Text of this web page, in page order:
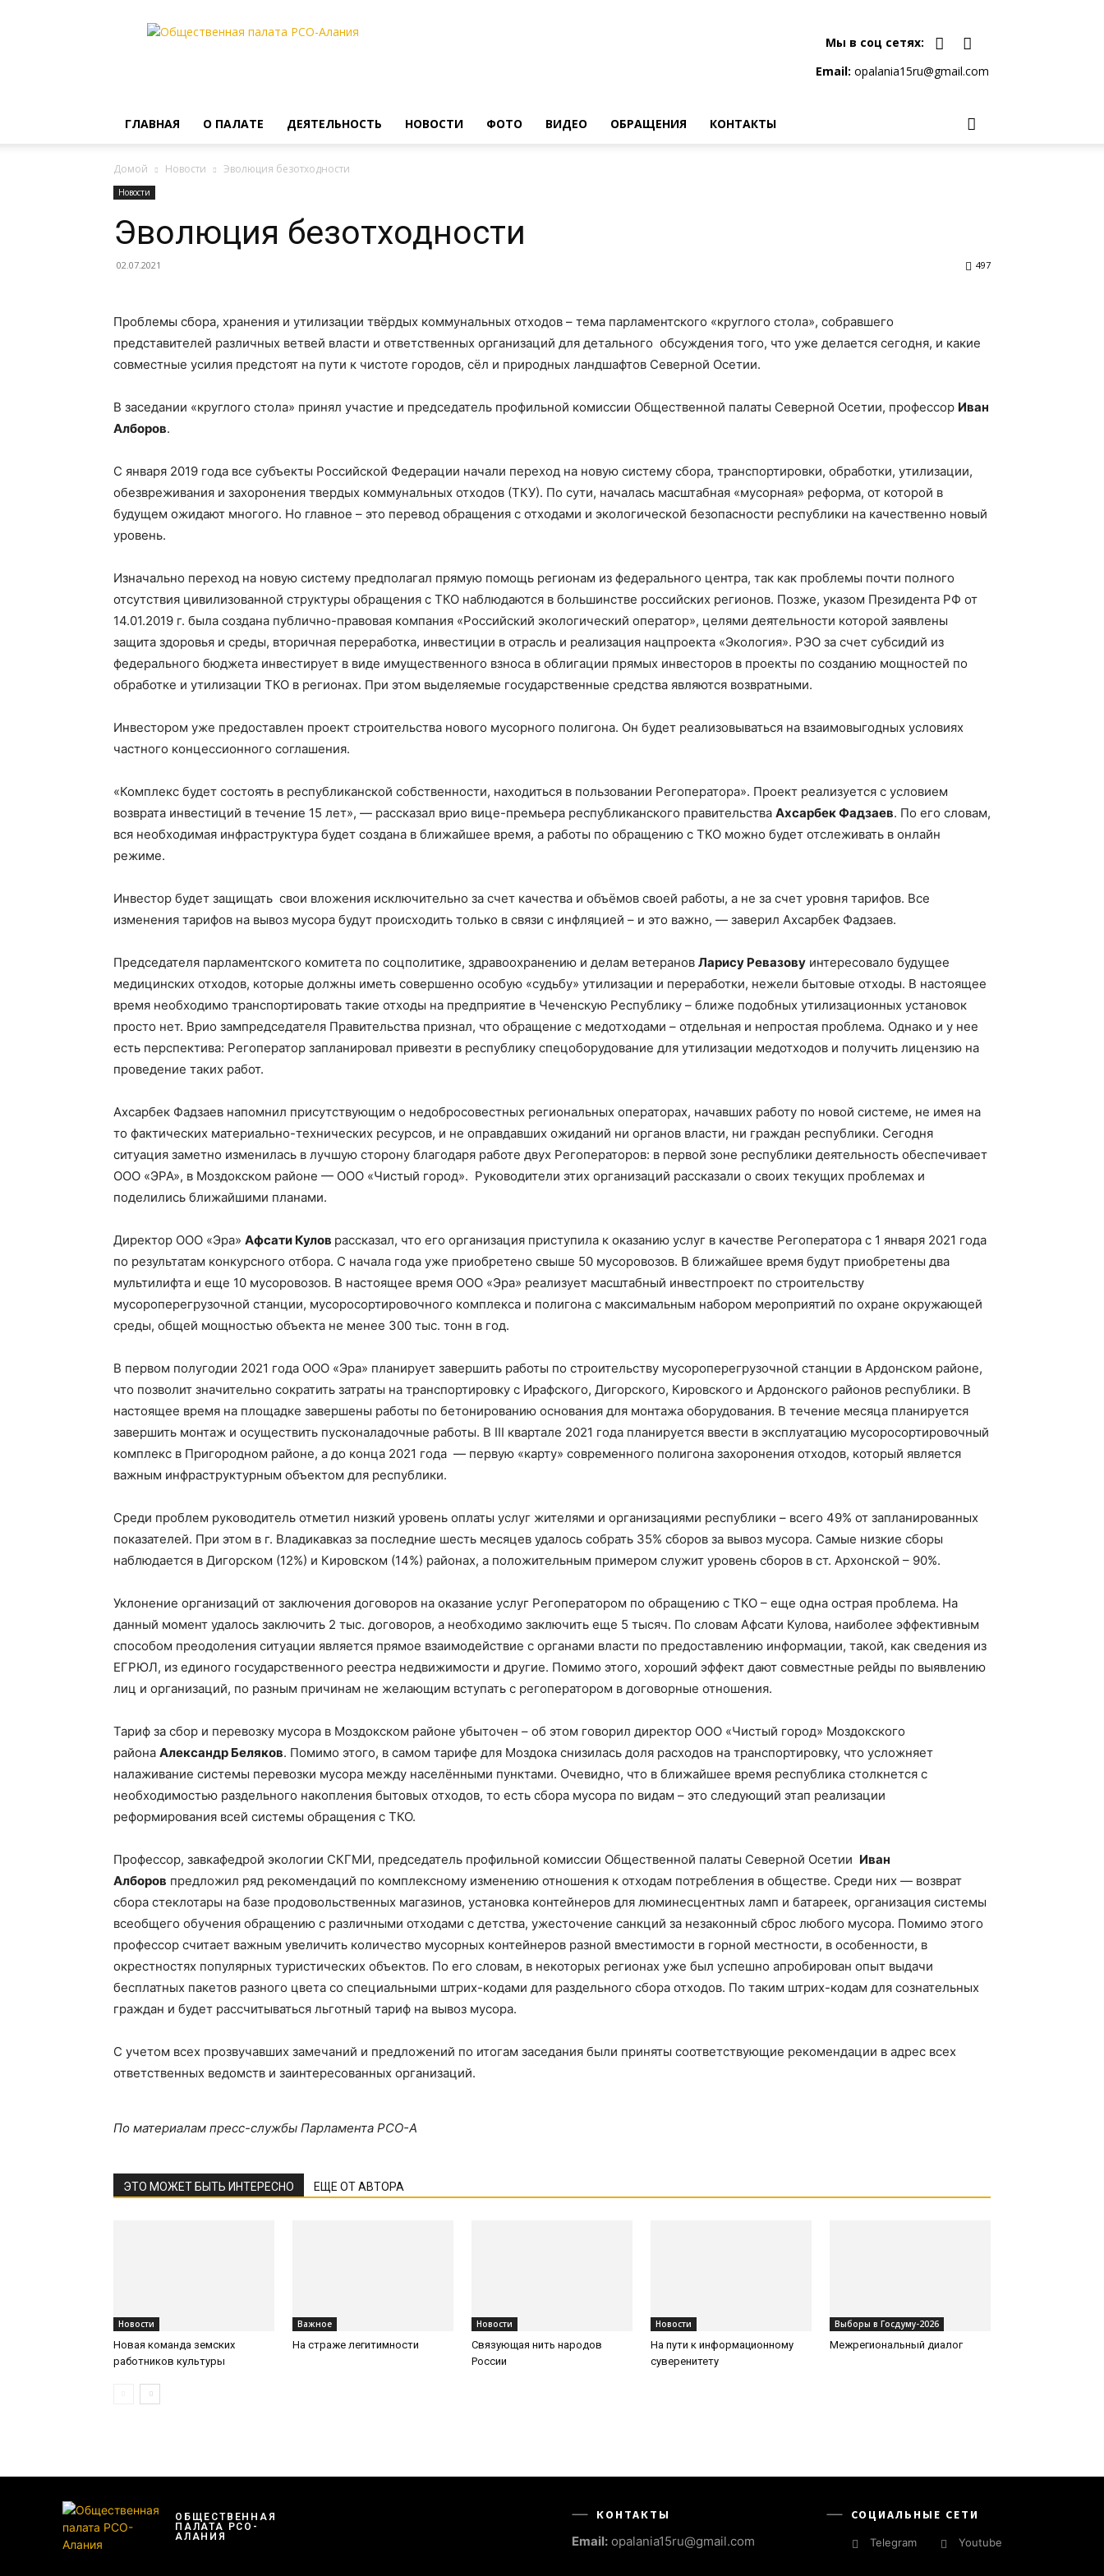
Общественная
Мы в соц сетях:
Email: opalania15ru@gmail.com
ГЛАВНАЯ О ПАЛАТЕ ДЕЯТЕЛЬНОСТЬ НОВОСТИ ФОТО ВИДЕО ОБРАЩЕНИЯ КОНТАКТЫ
Домой Новости Эволюция безотходности
Новости
Эволюция безотходности
02.07.2021 497
Проблемы сбора, хранения и утилизации твёрдых коммунальных отходов – тема парламентского «круглого стола», собравшего
представителей различных ветвей власти и ответственных организаций для детального обсуждения того, что уже делается сегодня, и какие
совместные усилия предстоят на пути к чистоте городов, сёл и природных ландшафтов Северной Осетии.
В заседании «круглого стола» принял участие и председатель профильной комиссии Общественной палаты Северной Осетии, профессор Иван
Алборов.
С января 2019 года все субъекты Российской Федерации начали переход на новую систему сбора, транспортировки, обработки, утилизации,
обезвреживания и захоронения твердых коммунальных отходов (ТКУ). По сути, началась масштабная «мусорная» реформа, от которой в
будущем ожидают многого. Но главное – это перевод обращения с отходами и экологической безопасности республики на качественно новый
уровень.
Изначально переход на новую систему предполагал прямую помощь регионам из федерального центра, так как проблемы почти полного
отсутствия цивилизованной структуры обращения с ТКО наблюдаются в большинстве российских регионов. Позже, указом Президента РФ от
14.01.2019 г. была создана публично-правовая компания «Российский экологический оператор», целями деятельности которой заявлены
защита здоровья и среды, вторичная переработка, инвестиции в отрасль и реализация нацпроекта «Экология». РЭО за счет субсидий из
федерального бюджета инвестирует в виде имущественного взноса в облигации прямых инвесторов в проекты по созданию мощностей по
обработке и утилизации ТКО в регионах. При этом выделяемые государственные средства являются возвратными.
Инвестором уже предоставлен проект строительства нового мусорного полигона. Он будет реализовываться на взаимовыгодных условиях
частного концессионного соглашения.
«Комплекс будет состоять в республиканской собственности, находиться в пользовании Регоператора». Проект реализуется с условием
возврата инвестиций в течение 15 лет», — рассказал врио вице-премьера республиканского правительства Ахсарбек Фадзаев. По его словам,
вся необходимая инфраструктура будет создана в ближайшее время, а работы по обращению с ТКО можно будет отслеживать в онлайн
режиме.
Инвестор будет защищать свои вложения исключительно за счет качества и объёмов своей работы, а не за счет уровня тарифов. Все
изменения тарифов на вывоз мусора будут происходить только в связи с инфляцией – и это важно, — заверил Ахсарбек Фадзаев.
Председателя парламентского комитета по соцполитике, здравоохранению и делам ветеранов Ларису Ревазову интересовало будущее
медицинских отходов, которые должны иметь совершенно особую «судьбу» утилизации и переработки, нежели бытовые отходы. В настоящее
время необходимо транспортировать такие отходы на предприятие в Чеченскую Республику – ближе подобных утилизационных установок
просто нет. Врио зампредседателя Правительства признал, что обращение с медотходами – отдельная и непростая проблема. Однако и у нее
есть перспектива: Регоператор запланировал привезти в республику спецоборудование для утилизации медотходов и получить лицензию на
проведение таких работ.
Ахсарбек Фадзаев напомнил присутствующим о недобросовестных региональных операторах, начавших работу по новой системе, не имея на
то фактических материально-технических ресурсов, и не оправдавших ожиданий ни органов власти, ни граждан республики. Сегодня
ситуация заметно изменилась в лучшую сторону благодаря работе двух Регоператоров: в первой зоне республики деятельность обеспечивает
ООО «ЭРА», в Моздокском районе — ООО «Чистый город». Руководители этих организаций рассказали о своих текущих проблемах и
поделились ближайшими планами.
Директор ООО «Эра» Афсати Кулов рассказал, что его организация приступила к оказанию услуг в качестве Регоператора с 1 января 2021 года
по результатам конкурсного отбора. С начала года уже приобретено свыше 50 мусоровозов. В ближайшее время будут приобретены два
мультилифта и еще 10 мусоровозов. В настоящее время ООО «Эра» реализует масштабный инвестпроект по строительству
мусороперегрузочной станции, мусоросортировочного комплекса и полигона с максимальным набором мероприятий по охране окружающей
среды, общей мощностью объекта не менее 300 тыс. тонн в год.
В первом полугодии 2021 года ООО «Эра» планирует завершить работы по строительству мусороперегрузочной станции в Ардонском районе,
что позволит значительно сократить затраты на транспортировку с Ирафского, Дигорского, Кировского и Ардонского районов республики. В
настоящее время на площадке завершены работы по бетонированию основания для монтажа оборудования. В течение месяца планируется
завершить монтаж и осуществить пусконаладочные работы. В III квартале 2021 года планируется ввести в эксплуатацию мусоросортировочный
комплекс в Пригородном районе, а до конца 2021 года — первую «карту» современного полигона захоронения отходов, который является
важным инфраструктурным объектом для республики.
Среди проблем руководитель отметил низкий уровень оплаты услуг жителями и организациями республики – всего 49% от запланированных
показателей. При этом в г. Владикавказ за последние шесть месяцев удалось собрать 35% сборов за вывоз мусора. Самые низкие сборы
наблюдается в Дигорском (12%) и Кировском (14%) районах, а положительным примером служит уровень сборов в ст. Архонской – 90%.
Уклонение организаций от заключения договоров на оказание услуг Регоператором по обращению с ТКО – еще одна острая проблема. На
данный момент удалось заключить 2 тыс. договоров, а необходимо заключить еще 5 тысяч. По словам Афсати Кулова, наиболее эффективным
способом преодоления ситуации является прямое взаимодействие с органами власти по предоставлению информации, такой, как сведения из
ЕГРЮЛ, из единого государственного реестра недвижимости и другие. Помимо этого, хороший эффект дают совместные рейды по выявлению
лиц и организаций, по разным причинам не желающим вступать с регоператором в договорные отношения.
Тариф за сбор и перевозку мусора в Моздокском районе убыточен – об этом говорил директор ООО «Чистый город» Моздокского
района Александр Беляков. Помимо этого, в самом тарифе для Моздока снизилась доля расходов на транспортировку, что усложняет
налаживание системы перевозки мусора между населёнными пунктами. Очевидно, что в ближайшее время республика столкнется с
необходимостью раздельного накопления бытовых отходов, то есть сбора мусора по видам – это следующий этап реализации
реформирования всей системы обращения с ТКО.
Профессор, завкафедрой экологии СКГМИ, председатель профильной комиссии Общественной палаты Северной Осетии Иван
Алборов предложил ряд рекомендаций по комплексному изменению отношения к отходам потребления в обществе. Среди них — возврат
сбора стеклотары на базе продовольственных магазинов, установка контейнеров для люминесцентных ламп и батареек, организация системы
всеобщего обучения обращению с различными отходами с детства, ужесточение санкций за незаконный сброс любого мусора. Помимо этого
профессор считает важным увеличить количество мусорных контейнеров разной вместимости в горной местности, в особенности, в
окрестностях популярных туристических объектов. По его словам, в некоторых регионах уже был успешно апробирован опыт выдачи
бесплатных пакетов разного цвета со специальными штрих-кодами для раздельного сбора отходов. По таким штрих-кодам для сознательных
граждан и будет рассчитываться льготный тариф на вывоз мусора.
С учетом всех прозвучавших замечаний и предложений по итогам заседания были приняты соответствующие рекомендации в адрес всех
ответственных ведомств и заинтересованных организаций.
По материалам пресс-службы Парламента РСО-А
ЭТО МОЖЕТ БЫТЬ ИНТЕРЕСНО ЕЩЕ ОТ АВТОРА
Новости
Новая команда земских
работников культуры
Важное
На страже легитимности
Новости
Связующая нить народов
России
Новости
На пути к информационному
суверенитету
Выборы в Госдуму-2026
Межрегиональный диалог
ОБЩЕСТВЕННАЯ
ПАЛАТА РСО-
АЛАНИЯ
КОНТАКТЫ
Email: opalania15ru@gmail.com
СОЦИАЛЬНЫЕ СЕТИ
Telegram Youtube